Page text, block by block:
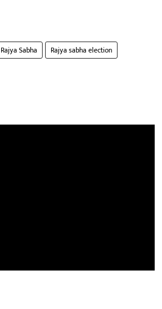
Rajya Sabha
Rajya sabha election